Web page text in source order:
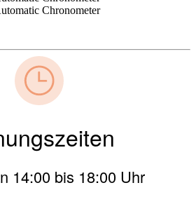
14:00 bis 18:00 Uhr